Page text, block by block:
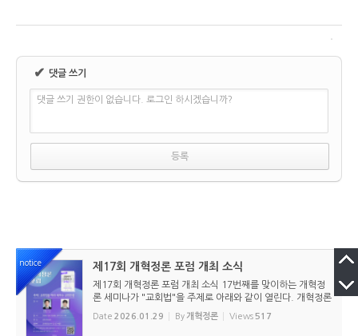
✔ 댓글 쓰기
댓글 쓰기 권한이 없습니다. 로그인 하시겠습니까?
notice 제17회 개혁정론 포럼 개최 소식
제17회 개혁정론 포럼 개최 소식 17번째를 맞이하는 개혁정
론 세미나가 "교회법"을 주제로 아래와 같이 열린다. 개혁정론
은 매년 겨울과 여름에 오프라인 세미나를 개최해서 독자들과
소통하는 시간을 가지고 있다. 이번에는 『김집사가 알아야 할
Date 2026.01.29 By 개혁정론 Views 517